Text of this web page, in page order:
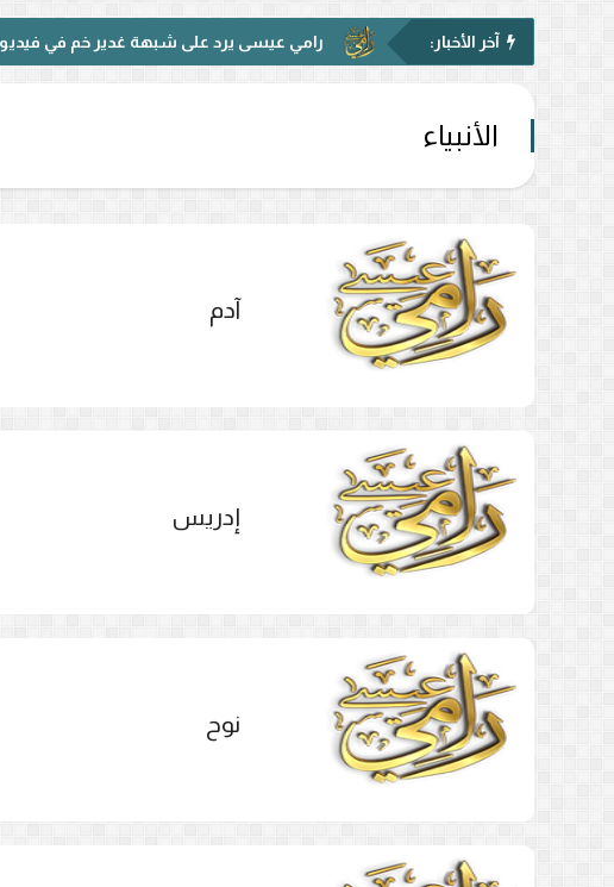
آخر الأخبار:
رامي عيسى يرد على شبهة غدير خم في فيديو متداول.. ماذا قال
الأنبياء
آدم
إدريس
نوح